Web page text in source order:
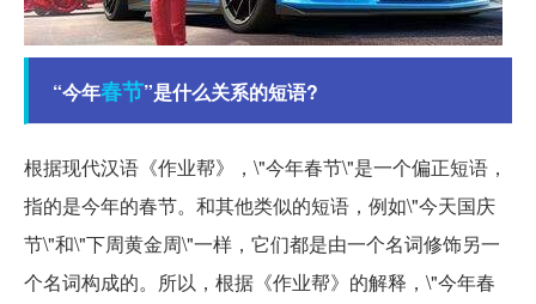
“今年春节”是什么关系的短语?
根据现代汉语 《作业帮》
，\"今年春节\"是一个偏正短语，
指的是今年的春节。和其他类似的短语，例如\"今天国庆
节\"和\"下周黄金周\"一样，它们都是由一个名词修饰另一
个名词构成的。所以，根据《作业帮》的解释，\"今年春